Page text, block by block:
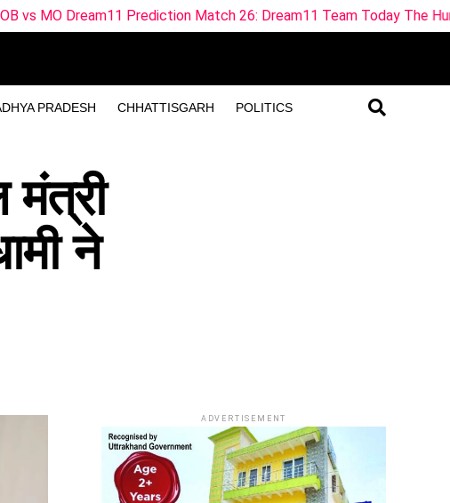
PRADESH CHHATTISGARH POLITICS
Prediction Match 26: Dream11 Team Today The Hundred 2026
ने
ADVERTISEMENT